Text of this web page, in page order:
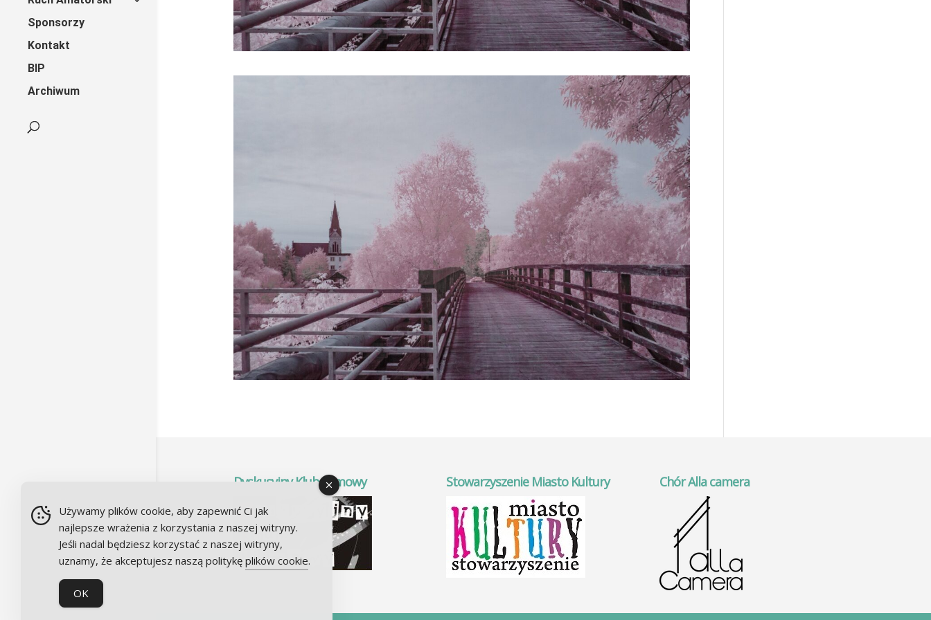
Sponsorzy
Kontakt
BIP
Archiwum
Dyskusyjny Klub Filmowy Stowarzyszenie Miasto Kultury Chór Alla camera
Używamy plików cookie, aby zapewnić Ci jak
najlepsze wrażenia z korzystania z naszej witryny.
Jeśli nadal będziesz korzystać z naszej witryny,
uznamy, że akceptujesz naszą politykę plików cookie.
OK